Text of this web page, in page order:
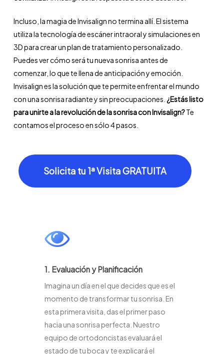
Incluso, la magia de Invisalign no termina allí. El sistema
utiliza la tecnología de escáner intraoral y simulaciones en
3D para crear un plan de tratamiento personalizado.
Puedes ver cómo será tu nueva sonrisa antes de
comenzar, lo que te llena de anticipación y emoción.
Invisalign es la solución que te permite enfrentar el mundo
con una sonrisa radiante y sin preocupaciones. ¿Estás listo
para unirte a la revolución de la sonrisa con Invisalign?Te
contamos el proceso en sólo 4 pasos.
Solicita tu 1ª Visita GRATUITA
1. Evaluación y Planificación
Imagina un día en el que decides que es el
momento de transformar tu sonrisa. En
esta primera visita, das el primer paso
hacia una sonrisa perfecta. Nuestro
equipo de ortodoncistas evaluará el
estado de tu boca y te explicará el